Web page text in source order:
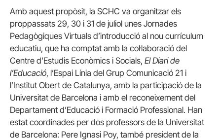
Amb aquest propòsit, la SCHC va organitzar els
proppassats 29, 30 i 31 de juliol unes Jornades
Pedagògiques Virtuals d’introducció al nou currículum
educatiu, que ha comptat amb la coŀlaboració del
Centre d’Estudis Econòmics i Socials, El Diari de
l’Educació, l’Espai Línia del Grup Comunicació 21 i
l’Institut Obert de Catalunya, amb la participació de la
Universitat de Barcelona i amb el reconeixement del
Departament d’Educació i Formació Professional. Han
estat coordinades per dos professors de la Universitat
de Barcelona: Pere Ignasi Poy, també president de la